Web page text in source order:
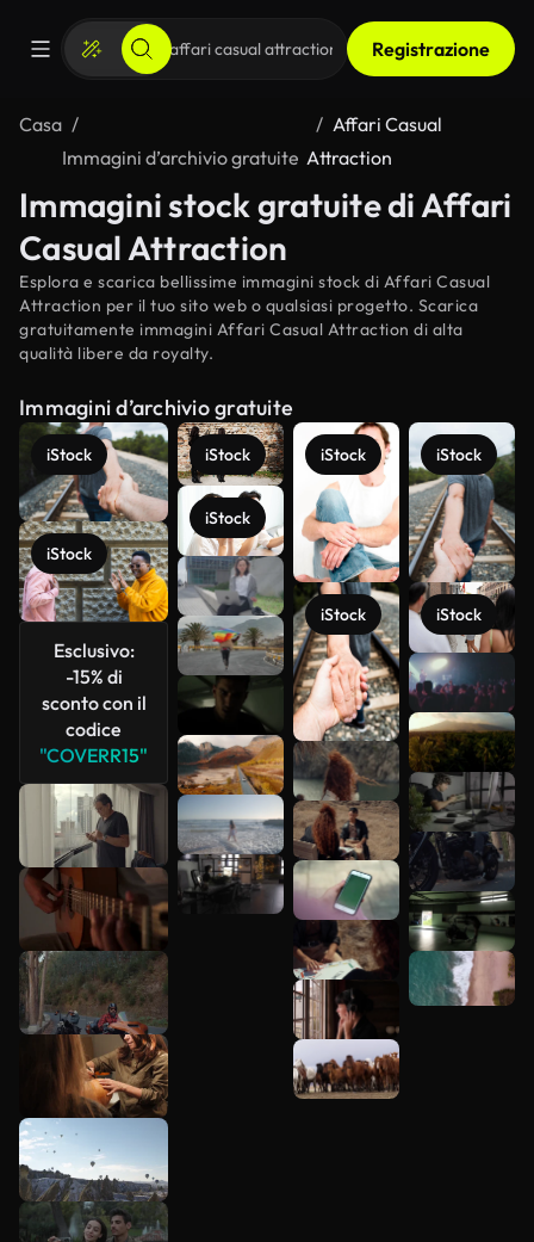
Registrazione
Casa
Immagini d’archivio gratuite
Affari Casual
Attraction
Immagini stock gratuite di Affari
Casual Attraction
Esplora e scarica bellissime immagini stock di Affari Casual
Attraction per il tuo sito web o qualsiasi progetto. Scarica
gratuitamente immagini Affari Casual Attraction di alta
qualità libere da royalty.
Immagini d’archivio gratuite
iStock
iStock
Esclusivo:
-15% di
sconto con il
codice
"COVERR15"
iStock
iStock
iStock
iStock
iStock
iStock
Scopri di
più